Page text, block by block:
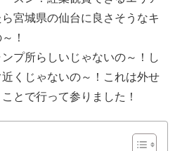
宮城県の仙台に良さそうなキ
！
プ所らしいじゃないの～！し
くじゃないの～！これは外せ
とで行って参りました！